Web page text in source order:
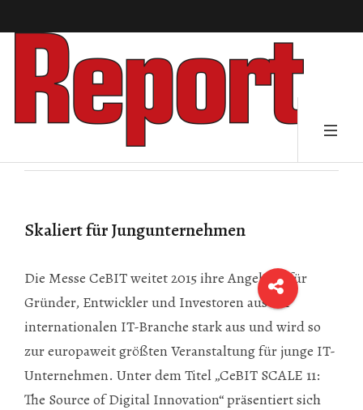
Skaliert für Jungunternehmen
Die Messe CeBIT weitet 2015 ihre Angebote für
Gründer, Entwickler und Investoren aus der
internationalen IT-Branche stark aus und wird so
zur europaweit größten Veranstaltung für junge IT-
Unternehmen. Unter dem Titel „CeBIT SCALE 11:
The Source of Digital Innovation“ präsentiert sich